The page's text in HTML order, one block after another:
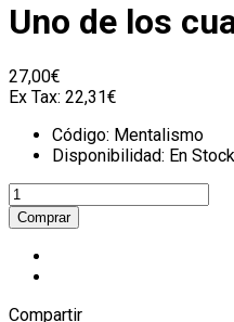
Uno de los
27,00€
Ex Tax: 22,31€
Código: Mentalismo
Disponibilidad: En Stock
Compartir